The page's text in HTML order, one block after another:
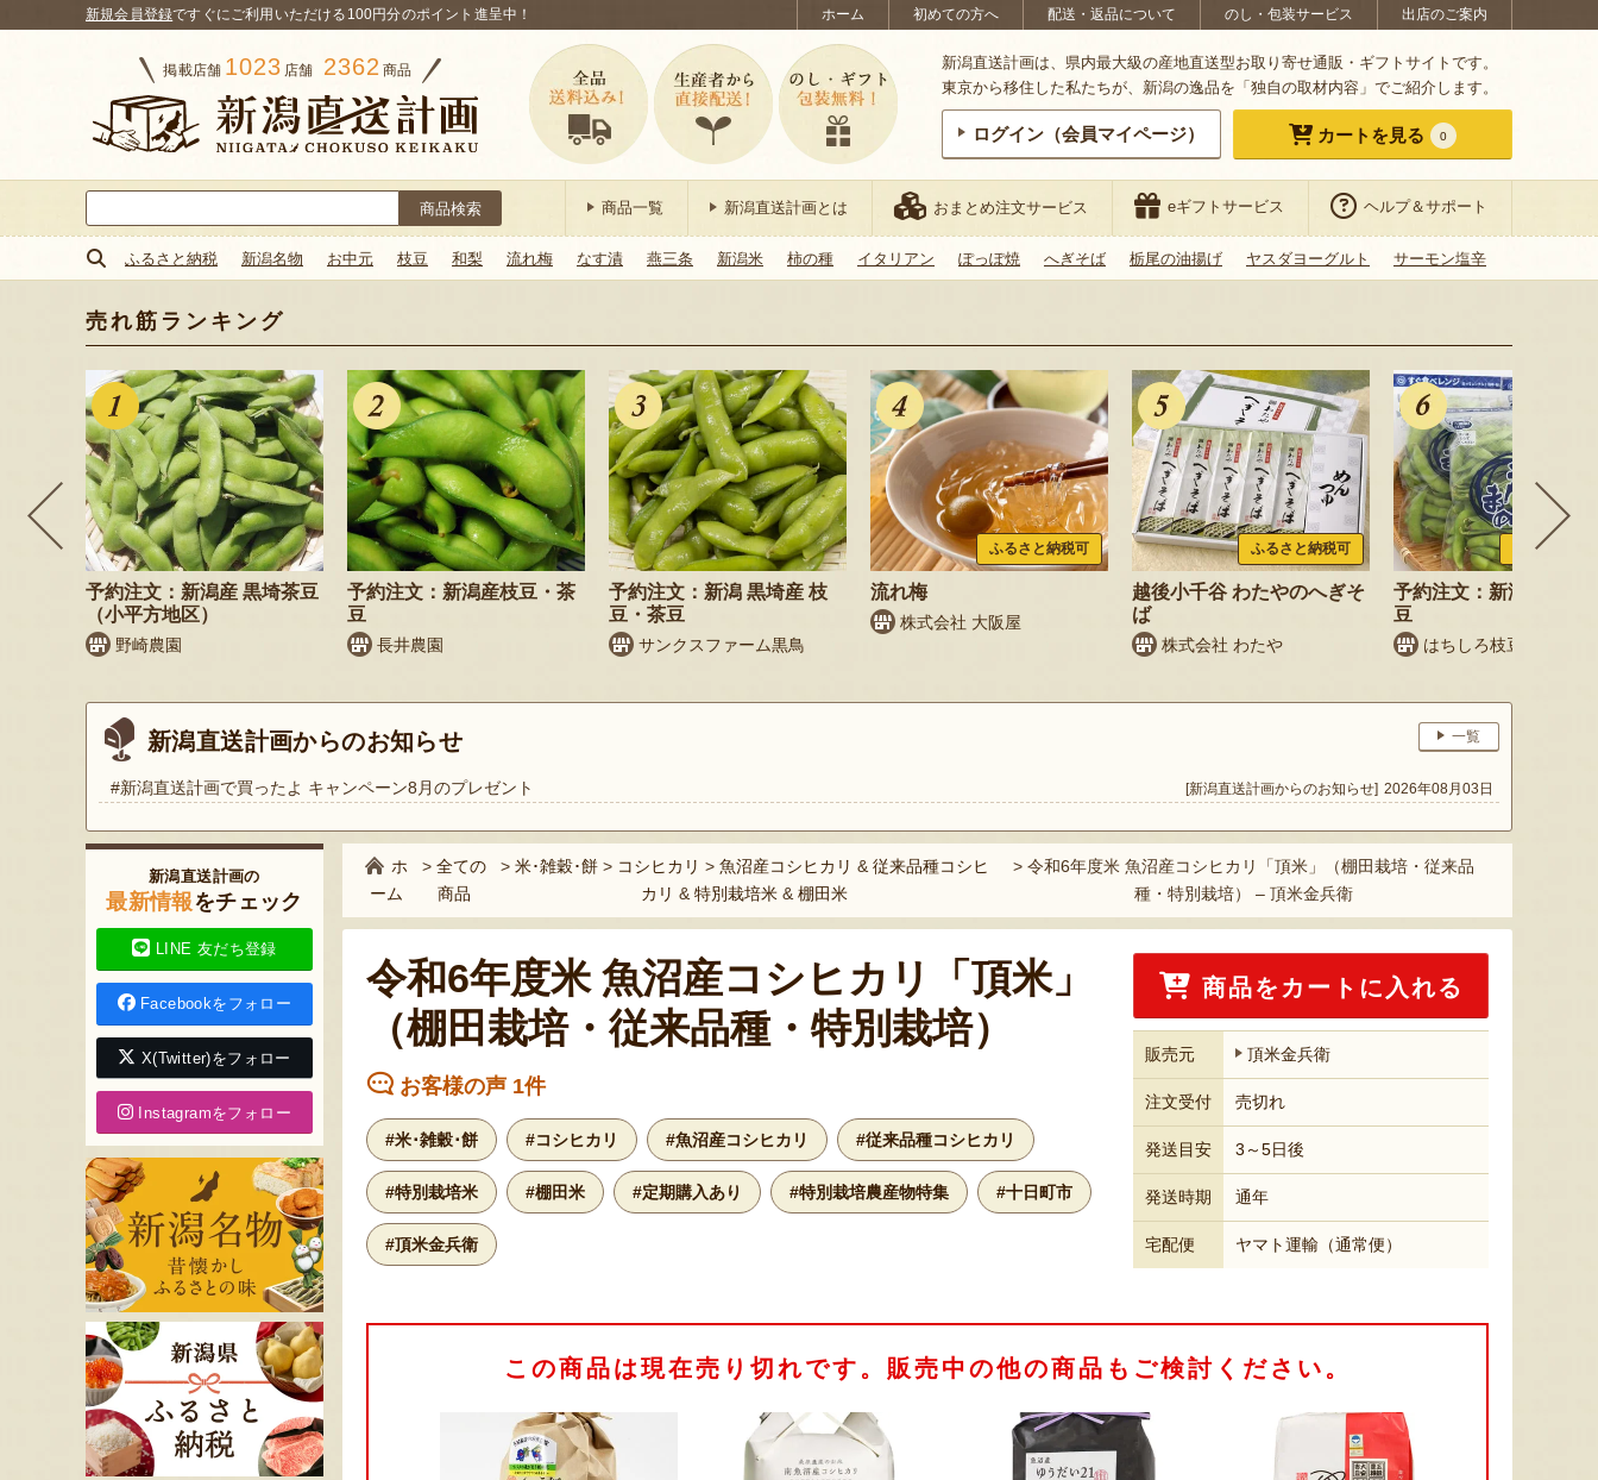
ホーム 初めての方へ 配送・返品について のし・包装サービス 出店のご案内
新規会員登録ですぐにご利用いただける100円分のポイント進呈中！
掲載店舗 1023 店舗 2362 商品
新潟直送計画は、県内最大級の産地直送型お取り寄せ通販・ギフトサイトです。
東京から移住した私たちが、新潟の逸品を「独自の取材内容」でご紹介します。
ログイン（会員マイページ） カートを見る 0
索:
商品一覧 新潟直送計画とは おまとめ注文サービス eギフトサービス ヘルプ＆サポート
ふるさと納税 新潟名物 お中元 枝豆 和梨 流れ梅 なす漬 燕三条 新潟米 柿の種 イタリアン ぽっぽ焼 へぎそば 栃尾の油揚げ ヤスダヨーグルト サーモン塩辛
売れ筋ランキング
予約注文：新潟産 黒埼茶豆
（小平方地区）
野崎農園
予約注文：新潟産枝豆・茶
豆
長井農園
予約注文：新潟 黒埼産 枝
豆・茶豆
サンクスファーム黒鳥
ふるさと納税可
流れ梅
株式会社 大阪屋
ふるさと納税可
越後小千谷 わたやのへぎそ
ば
株式会社 わたや
ふるさと納
予約注文：新潟産 枝豆
豆
はちしろ枝豆農園
新潟直送計画からのお知らせ 一覧
#新潟直送計画で買ったよ キャンペーン8月のプレゼント [新潟直送計画からのお知らせ] 2026年08月03日
ホ
ーム
> 全ての
商品
> 米･雑穀･餅> コシヒカリ > 魚沼産コシヒカリ & 従来品種コシヒ
カリ & 特別栽培米 & 棚田米
> 令和6年度米 魚沼産コシヒカリ「頂米」（棚田栽培・従来品
種・特別栽培） – 頂米金兵衛
令和6年度米 魚沼産コシヒカリ「頂米」
（棚田栽培・従来品種・特別栽培）
お客様の声 1件
#米･雑穀･餅 #コシヒカリ #魚沼産コシヒカリ #従来品種コシヒカリ
#特別栽培米 #棚田米 #定期購入あり #特別栽培農産物特集 #十日町市
#頂米金兵衛
商品をカートに入れる
販売元 頂米金兵衛
注文受付 売切れ
発送目安 3～5日後
発送時期 通年
宅配便 ヤマト運輸（通常便）
この商品は現在売り切れです。販売中の他の商品もご検討ください。
新潟直送計画の
最新情報をチェック
LINE 友だち登録
Facebookをフォロー
X(Twitter)をフォロー
Instagramをフォロー